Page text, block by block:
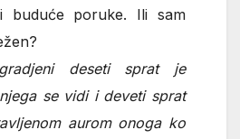
buduće poruke. Ili sam
deseti sprat je
se vidi i deveti sprat
aurom onoga ko